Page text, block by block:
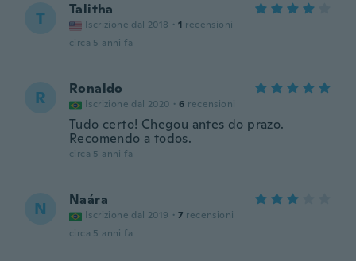
T Talitha
Iscrizione dal 2018 · 1 recensioni
circa 5 anni fa
R Ronaldo
Iscrizione dal 2020 · 6 recensioni
Tudo certo! Chegou antes do prazo.
Recomendo a todos.
circa 5 anni fa
N Naára
Iscrizione dal 2019 · 7 recensioni
circa 5 anni fa